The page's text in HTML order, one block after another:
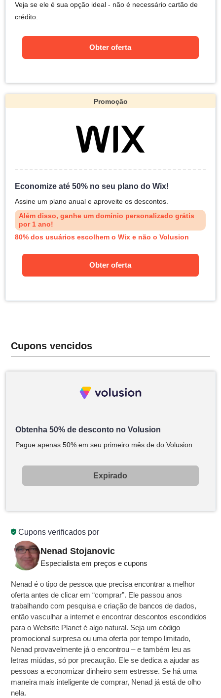
Cupons verificados por
Nenad Stojanovic
Especialista em preços e cupons
Nenad é o tipo de pessoa que precisa encontrar a melhor
oferta antes de clicar em “comprar”. Ele passou anos
trabalhando com pesquisa e criação de bancos de dados,
então vasculhar a internet e encontrar descontos escondidos
para o Website Planet é algo natural. Seja um código
promocional surpresa ou uma oferta por tempo limitado,
Nenad provavelmente já o encontrou – e também leu as
letras miúdas, só por precaução. Ele se dedica a ajudar as
pessoas a economizar dinheiro sem estresse. Se há uma
maneira mais inteligente de comprar, Nenad já está de olho
nela.
Veja se ele é sua opção ideal - não é necessário cartão de
crédito.
Obter oferta
Promoção
Economize até 50% no seu plano do Wix!
Assine um plano anual e aproveite os descontos.
Além disso, ganhe um domínio personalizado grátis
por 1 ano!
80% dos usuários escolhem o Wix e não o Volusion
Obter oferta
Cupons vencidos
Obtenha 50% de desconto no Volusion
Pague apenas 50% em seu primeiro mês de do Volusion
Expirado